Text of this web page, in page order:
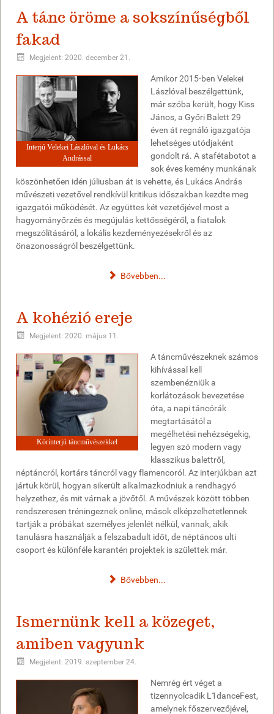
A tánc öröme a sokszínűségből
fakad
Megjelent: 2020. december 21.
Interjú Velekei Lászlóval és Lukács
Andrással
Amikor 2015-ben Velekei
Lászlóval beszélgettünk,
már szóba került, hogy Kiss
János, a Győri Balett 29
éven át regnáló igazgatója
lehetséges utódjaként
gondolt rá. A stafétabotot a
sok éves kemény munkának
köszönhetően idén júliusban át is vehette, és Lukács András
művészeti vezetővel rendkívül kritikus időszakban kezdte meg
igazgatói működését. Az együttes két vezetőjével most a
hagyományőrzés és megújulás kettősségéről, a fiatalok
megszólításáról, a lokális kezdeményezésekről és az
önazonosságról beszélgettünk.
Bővebben...
A kohézió ereje
Megjelent: 2020. május 11.
Körinterjú táncművészekkel
A táncművészeknek számos
kihívással kell
szembenézniük a
korlátozások bevezetése
óta, a napi táncórák
megtartásától a
megélhetési nehézségekig,
legyen szó modern vagy
klasszikus balettről,
néptáncról, kortárs táncról vagy flamencoról. Az interjúkban azt
jártuk körül, hogyan sikerült alkalmazkodniuk a rendhagyó
helyzethez, és mit várnak a jövőtől. A művészek között többen
rendszeresen tréningeznek online, mások elképzelhetetlennek
tartják a próbákat személyes jelenlét nélkül, vannak, akik
tanulásra használják a felszabadult időt, de néptáncos ulti
csoport és különféle karantén projektek is születtek már.
Bővebben...
Ismernünk kell a közeget,
amiben vagyunk
Megjelent: 2019. szeptember 24.
Nemrég ért véget a
tizennyolcadik L1danceFest,
amelynek főszervezőjével,